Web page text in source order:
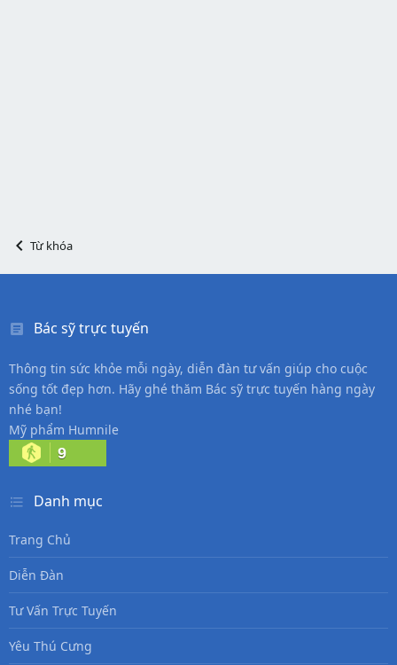
Từ khóa
Bác sỹ trực tuyến
Thông tin sức khỏe mỗi ngày, diễn đàn tư vấn giúp cho cuộc
sống tốt đẹp hơn. Hãy ghé thăm Bác sỹ trực tuyến hàng ngày
nhé bạn!
Mỹ phẩm Humnile
9
Danh mục
Trang Chủ
Diễn Đàn
Tư Vấn Trực Tuyến
Yêu Thú Cưng